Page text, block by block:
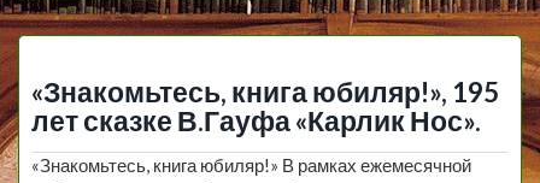
«Знакомьтесь, книга юбиляр!», 195
лет сказке В.Гауфа «Карлик Нос».
«Знакомьтесь, книга юбиляр!» В рамках ежемесячной